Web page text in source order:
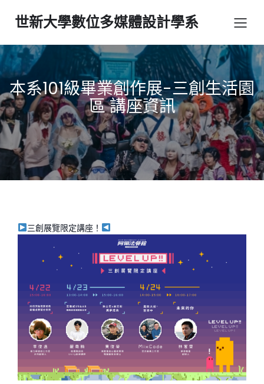
世新大學數位多媒體設計學系
本系101級畢業創作展-三創生活園
區 講座資訊
三創展覽限定講座！